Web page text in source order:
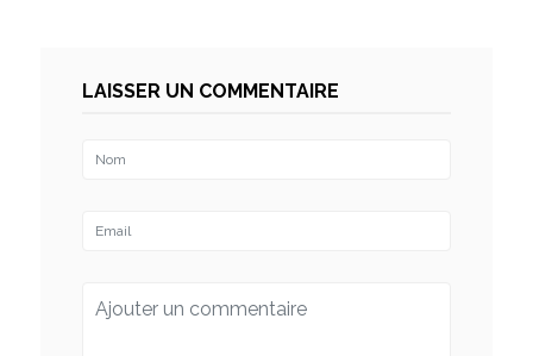
LAISSER UN COMMENTAIRE